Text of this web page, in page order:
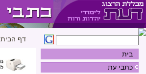
בית
כתבי עת
דף הבית